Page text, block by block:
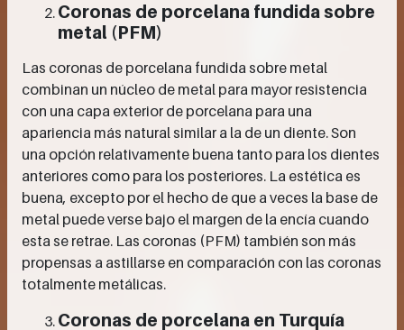
Coronas de porcelana fundida sobre
metal (PFM)
Las coronas de porcelana fundida sobre metal
combinan un núcleo de metal para mayor resistencia
con una capa exterior de porcelana para una
apariencia más natural similar a la de un diente. Son
una opción relativamente buena tanto para los dientes
anteriores como para los posteriores. La estética es
buena, excepto por el hecho de que a veces la base de
metal puede verse bajo el margen de la encía cuando
esta se retrae. Las coronas (PFM) también son más
propensas a astillarse en comparación con las coronas
totalmente metálicas.
Coronas de porcelana en Turquía